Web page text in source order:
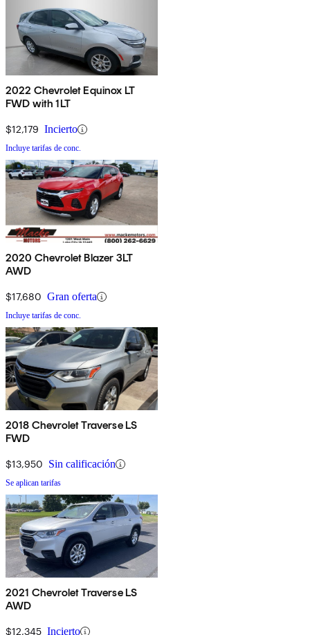
2022 Chevrolet Equinox LT
FWD with 1LT
$12,179 Incierto
Incluye tarifas de conc.
2020 Chevrolet Blazer 3LT
AWD
$17,680 Gran oferta
Incluye tarifas de conc.
2018 Chevrolet Traverse LS
FWD
$13,950 Sin calificación
Se aplican tarifas
2021 Chevrolet Traverse LS
AWD
$12,345 Incierto